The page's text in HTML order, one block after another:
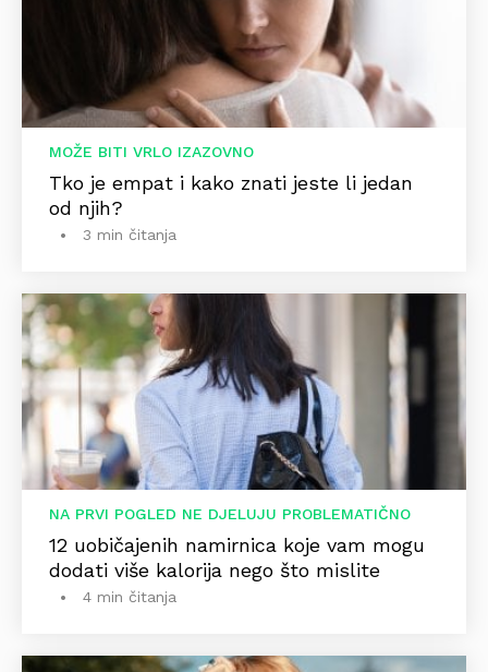
MOŽE BITI VRLO IZAZOVNO
Tko je empat i kako znati jeste li jedan
od njih?
3 min čitanja
NA PRVI POGLED NE DJELUJU PROBLEMATIČNO
12 uobičajenih namirnica koje vam mogu
dodati više kalorija nego što mislite
4 min čitanja